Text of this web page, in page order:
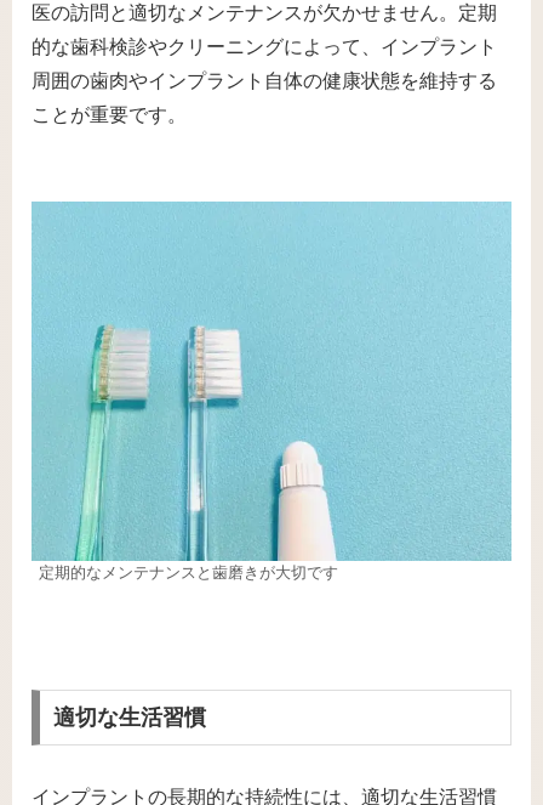
医の訪問と適切なメンテナンスが欠かせません。定期
的な歯科検診やクリーニングによって、インプラント
周囲の歯肉やインプラント自体の健康状態を維持する
ことが重要です。
定期的なメンテナンスと歯磨きが大切です
適切な生活習慣
インプラントの長期的な持続性には、適切な生活習慣